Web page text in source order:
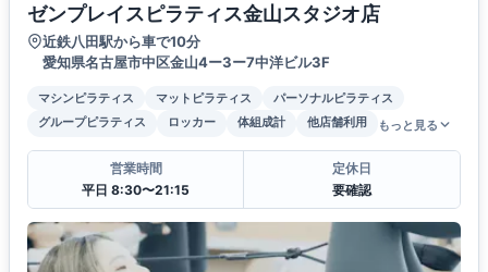
ゼンプレイスピラティス金山スタジオ店
近鉄八田駅から車で10分
愛知県名古屋市中区金山4ー3ー7中洋ビル3F
マシンピラティス マットピラティス
パーソナルピラティス
グループピラティス
ロッカー 体組成計 他店舗利用 もっと見る
営業時間
平日 8:30〜21:15
定休日
要確認